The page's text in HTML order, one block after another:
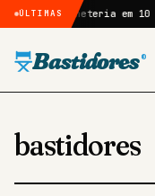
ÚLTIMAS
de bilheteria em 10 dias
Bastidores ®
bastidores